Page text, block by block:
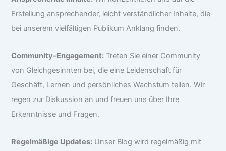
Erstellung ansprechender, leicht verständlicher Inhalte, die
bei unserem vielfältigen Publikum Anklang finden.
Community-Engagement: Treten Sie einer Community
von Gleichgesinnten bei, die eine Leidenschaft für
Geschäft, Lernen und persönliches Wachstum teilen. Wir
regen zur Diskussion an und freuen uns über Ihre
Erkenntnisse und Fragen.
Regelmäßige Updates: Unser Blog wird regelmäßig mit